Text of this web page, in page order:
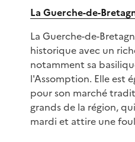
La Guerche-de-
La Guerche-de-
historique avec un
notamment sa
l'Assomption. Elle est
pour son marché
grands de la région,
mardi et attire une